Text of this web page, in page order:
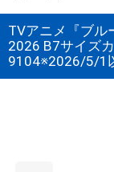
TVアニメ『ブル
2026 B7サイズ
9104※2026/5/1